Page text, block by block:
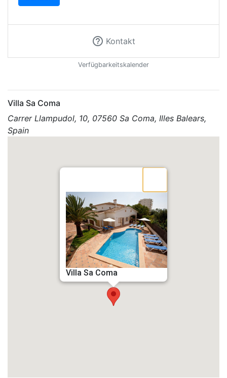
help_outline Kontakt
Verfügbarkeitskalender
Villa Sa Coma
Carrer Llampudol, 10, 07560 Sa Coma, Illes Balears,
Spain
Villa Sa Coma